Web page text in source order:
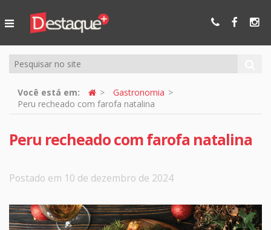
Online
Você está em:
Gastronomia
Peru recheado com farofa natalina
Peru recheado com farofa natalina
Postado em 10 de dezembro de 2024